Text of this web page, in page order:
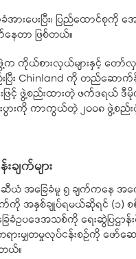
းပေးပြီး၊ ပြည်ထောင်စုကို
ေတာ ဖြစ်တယ်။
ဖွဲ့က ကိုယ်စားလှယ်များနှင့် တေ
ြီး Chinland ကို တည်ဆော
ဖြင့် ဖွဲ့စည်းထားတဲ့ ဖက်ဒရယ်
ပွားကို ကာကွယ်တဲ့ ၂၀၀၈ ဖွဲ့စည်
ျက်များ
အခြေခံမူ ၅ ချက်ကနေ အ
ကို အနှစ်ချုပ်ရမယ်ဆိုရင် (၁)
ေခံဥပဒေအသစ်ကို ရေးဆွဲပြဌ
ရားမျှတမှုလုပ်ငန်းစဉ်ကို ဖော်
ယ်။